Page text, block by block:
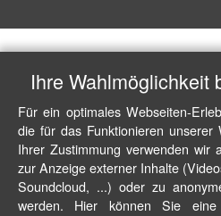
Ihre Wahlmöglichkeit
Für ein optimales Webseiten-
die für das Funktionieren unserer
Ihrer Zustimmung verwenden wir
zur Anzeige externer Inhalte
Soundcloud, ...) oder zu
werden. Hier können Sie